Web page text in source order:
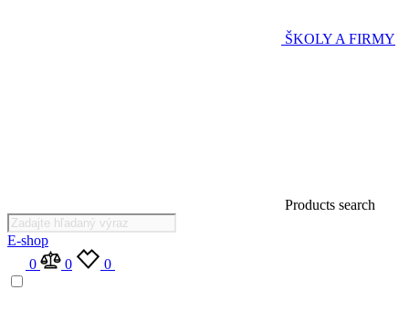
ŠKOLY A FIRMY
Products search
E-shop
0
0 0